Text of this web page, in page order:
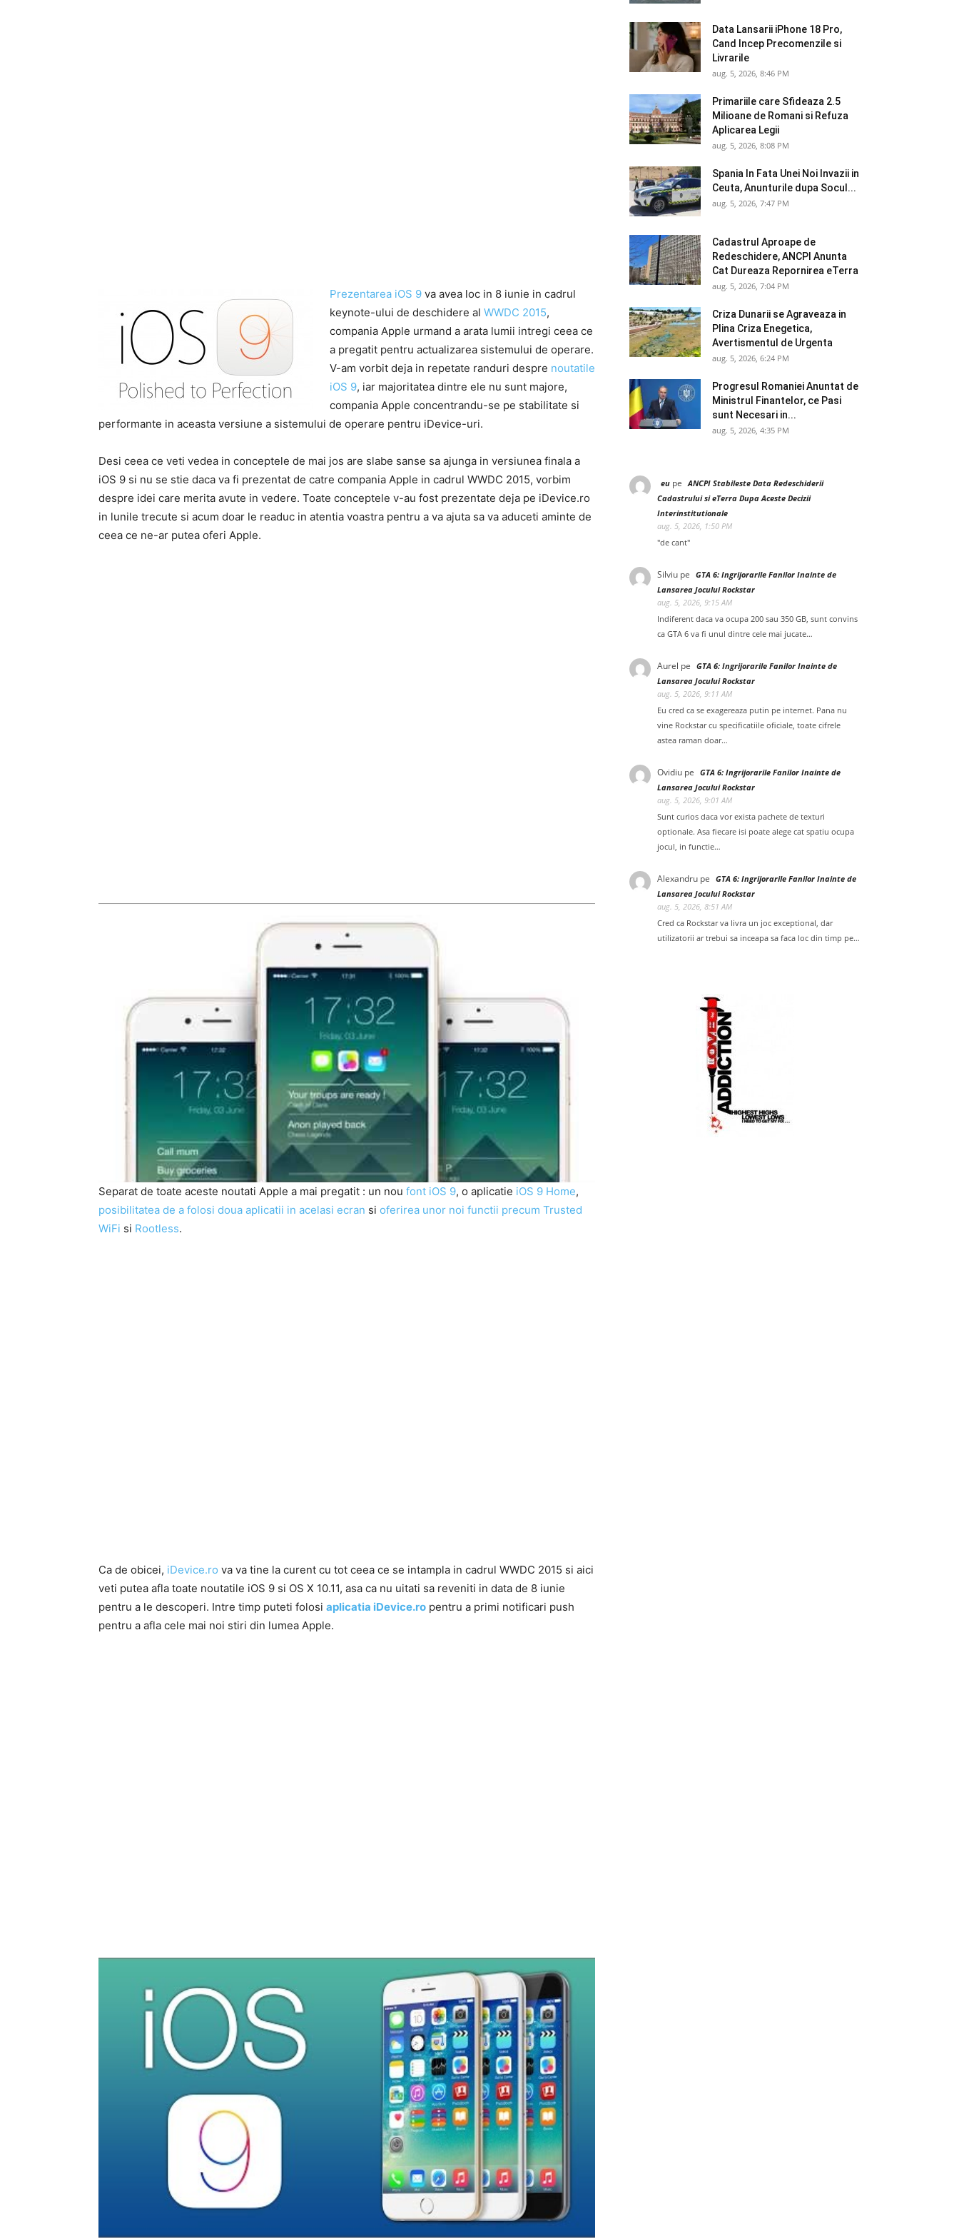
Prezentarea iOS 9 va avea loc in 8 iunie in cadrul
keynote-ului de deschidere al WWDC 2015,
compania Apple urmand a arata lumii intregi ceea ce
a pregatit pentru actualizarea sistemului de operare.
V-am vorbit deja in repetate randuri despre noutatile
iOS 9, iar majoritatea dintre ele nu sunt majore,
compania Apple concentrandu-se pe stabilitate si
performante in aceasta versiune a sistemului de operare pentru iDevice-uri.
Desi ceea ce veti vedea in conceptele de mai jos are slabe sanse sa ajunga in versiunea finala a
iOS 9 si nu se stie daca va fi prezentat de catre compania Apple in cadrul WWDC 2015, vorbim
despre idei care merita avute in vedere. Toate conceptele v-au fost prezentate deja pe iDevice.ro
in lunile trecute si acum doar le readuc in atentia voastra pentru a va ajuta sa va aduceti aminte de
ceea ce ne-ar putea oferi Apple.
Separat de toate aceste noutati Apple a mai pregatit : un nou font iOS 9, o aplicatie iOS 9 Home,
posibilitatea de a folosi doua aplicatii in acelasi ecran si oferirea unor noi functii precum Trusted
WiFi si Rootless.
Ca de obicei, iDevice.ro va va tine la curent cu tot ceea ce se intampla in cadrul WWDC 2015 si aici
veti putea afla toate noutatile iOS 9 si OS X 10.11, asa ca nu uitati sa reveniti in data de 8 iunie
pentru a le descoperi. Intre timp puteti folosi aplicatia iDevice.ro pentru a primi notificari push
pentru a afla cele mai noi stiri din lumea Apple.
Data Lansarii iPhone 18 Pro,
Cand Incep Precomenzile si
Livrarile
aug. 5, 2026, 8:46 PM
Primariile care Sfideaza 2.5
Milioane de Romani si Refuza
Aplicarea Legii
aug. 5, 2026, 8:08 PM
Spania In Fata Unei Noi Invazii in
Ceuta, Anunturile dupa Socul...
aug. 5, 2026, 7:47 PM
Cadastrul Aproape de
Redeschidere, ANCPI Anunta
Cat Dureaza Repornirea eTerra
aug. 5, 2026, 7:04 PM
Criza Dunarii se Agraveaza in
Plina Criza Enegetica,
Avertismentul de Urgenta
aug. 5, 2026, 6:24 PM
Progresul Romaniei Anuntat de
Ministrul Finantelor, ce Pasi
sunt Necesari in...
aug. 5, 2026, 4:35 PM
eu pe ANCPI Stabileste Data Redeschiderii
Cadastrului si eTerra Dupa Aceste Decizii
Interinstitutionale
aug. 5, 2026, 1:50 PM
"de cant"
Silviu pe GTA 6: Ingrijorarile Fanilor Inainte de
Lansarea Jocului Rockstar
aug. 5, 2026, 9:15 AM
Indiferent daca va ocupa 200 sau 350 GB, sunt convins
ca GTA 6 va fi unul dintre cele mai jucate…
Aurel pe GTA 6: Ingrijorarile Fanilor Inainte de
Lansarea Jocului Rockstar
aug. 5, 2026, 9:11 AM
Eu cred ca se exagereaza putin pe internet. Pana nu
vine Rockstar cu specificatiile oficiale, toate cifrele
astea raman doar…
Ovidiu pe GTA 6: Ingrijorarile Fanilor Inainte de
Lansarea Jocului Rockstar
aug. 5, 2026, 9:01 AM
Sunt curios daca vor exista pachete de texturi
optionale. Asa fiecare isi poate alege cat spatiu ocupa
jocul, in functie…
Alexandru pe GTA 6: Ingrijorarile Fanilor Inainte de
Lansarea Jocului Rockstar
aug. 5, 2026, 8:51 AM
Cred ca Rockstar va livra un joc exceptional, dar
utilizatorii ar trebui sa inceapa sa faca loc din timp pe…